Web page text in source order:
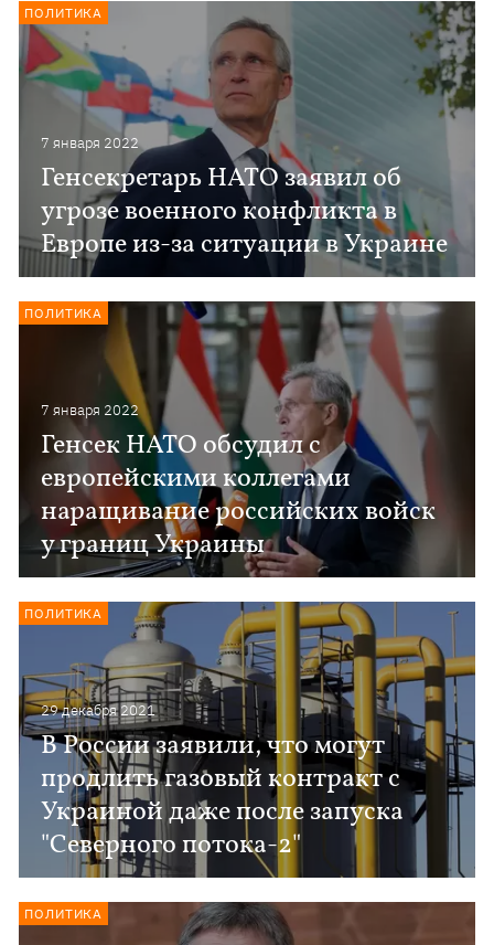
7 января 2022
Генсекретарь НАТО заявил об
угрозе военного конфликта в
Европе из-за ситуации в Украине
ПОЛИТИКА
7 января 2022
Генсек НАТО обсудил с
европейскими коллегами
наращивание российских войск
у границ Украины
ПОЛИТИКА
29 декабря 2021
В России заявили, что могут
продлить газовый контракт с
Украиной даже после запуска
"Северного потока-2"
ПОЛИТИКА
ПОЛИТИКА